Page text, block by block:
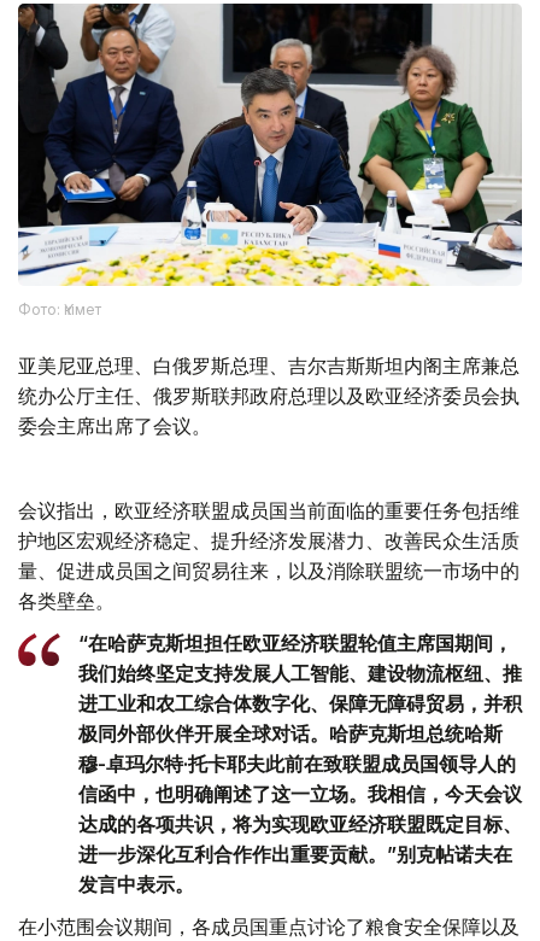
Фото: Үкімет
亚美尼亚总理、白俄罗斯总理、吉尔吉斯斯坦内阁主席兼总
统办公厅主任、俄罗斯联邦政府总理以及欧亚经济委员会执
委会主席出席了会议。
会议指出，欧亚经济联盟成员国当前面临的重要任务包括维
护地区宏观经济稳定、提升经济发展潜力、改善民众生活质
量、促进成员国之间贸易往来，以及消除联盟统一市场中的
各类壁垒。
“在哈萨克斯坦担任欧亚经济联盟轮值主席国期间，
我们始终坚定支持发展人工智能、建设物流枢纽、推
进工业和农工综合体数字化、保障无障碍贸易，并积
极同外部伙伴开展全球对话。哈萨克斯坦总统哈斯
穆-卓玛尔特·托卡耶夫此前在致联盟成员国领导人的
信函中，也明确阐述了这一立场。我相信，今天会议
达成的各项共识，将为实现欧亚经济联盟既定目标、
进一步深化互利合作作出重要贡献。”别克帖诺夫在
发言中表示。
在小范围会议期间，各成员国重点讨论了粮食安全保障以及